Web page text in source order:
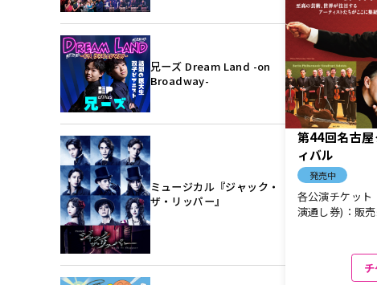
兄ーズ Dream Land -on
Broadway-
ミュージカル『ジャック・
ザ・リッパー』
第44回名古
ィバル
発売中
各公演チケット
演通し券)：販